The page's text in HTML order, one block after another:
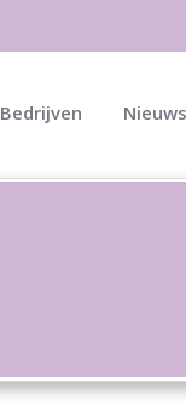
Bedrijven Nieuws